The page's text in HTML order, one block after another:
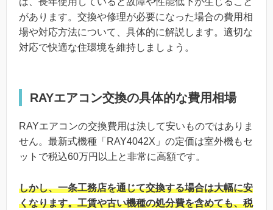
があります。交換や修理が必要になった場合の費用相
場や対応方法について、具体的に解説します。適切な
対応で快適な住環境を維持しましょう。
RAYエアコン交換の具体的な費用相場
RAYエアコンの交換費用は決して安いものではありま
せん。最新式機種「RAY4042X」の定価は室外機もセ
ットで税込60万円以上と非常に高額です。
しかし、一条工務店を通じて交換する場合は大幅に安
くなります。工賃や古い機種の処分費を含めても、税